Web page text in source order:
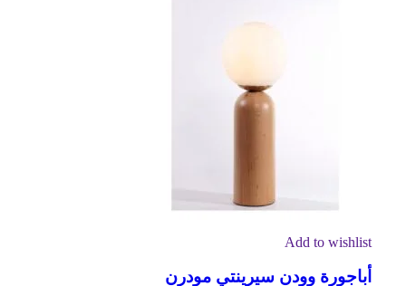
Add to wishlist
أباجورة وودن سيرينتي مودرن